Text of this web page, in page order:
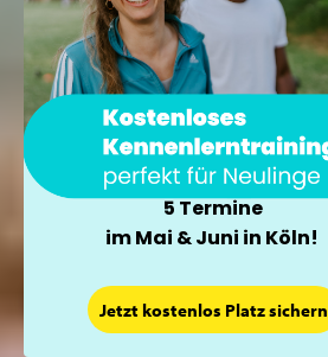
5 Termine
im Mai & Juni in Köln!
Jetzt kostenlos Platz sichern